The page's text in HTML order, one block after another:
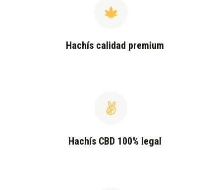
Hachís calidad premium
Hachís CBD 100% legal